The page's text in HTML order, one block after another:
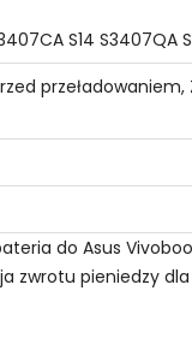
S14 S3407QA
do Asus
zwrotu pieniedzy